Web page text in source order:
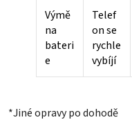
Výmě
na
bateri
e
Telef
on se
rychle
vybíjí
*Jiné opravy po dohodě